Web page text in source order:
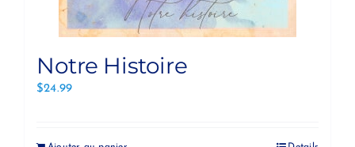
Notre Histoire
$24.99